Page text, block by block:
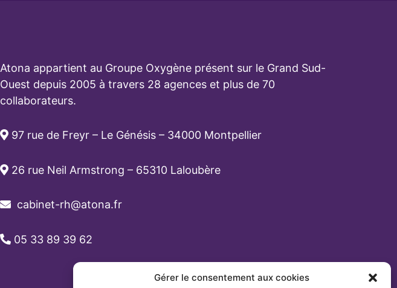
Gérer le consentement aux cookies
Atona appartient au Groupe Oxygène présent sur le Grand Sud-
Ouest depuis 2005 à travers 28 agences et plus de 70
collaborateurs.
97 rue de Freyr – Le Génésis – 34000 Montpellier
26 rue Neil Armstrong – 65310 Laloubère
cabinet-rh@atona.fr
05 33 89 39 62